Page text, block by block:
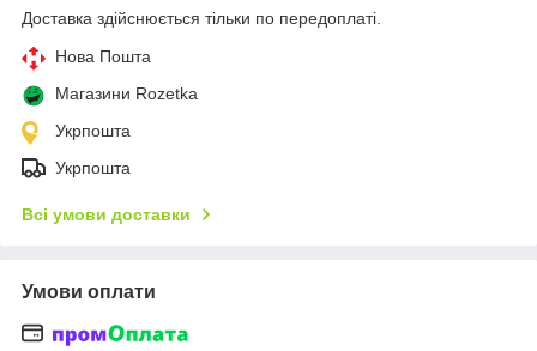
Доставка здійснюється тільки по передоплаті.
Нова Пошта
Магазини Rozetka
Укрпошта
Укрпошта
Всі умови доставки
Умови оплати